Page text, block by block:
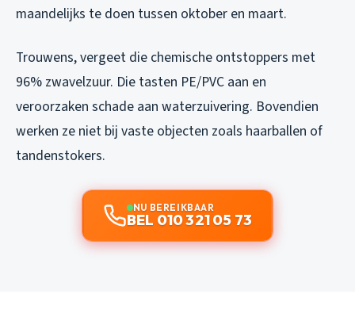
maandelijks te doen tussen oktober en maart.
Trouwens, vergeet die chemische ontstoppers met
96% zwavelzuur. Die tasten PE/PVC aan en
veroorzaken schade aan waterzuivering. Bovendien
werken ze niet bij vaste objecten zoals haarballen of
tandenstokers.
NU BEREIKBAAR
BEL 010 321 05 73